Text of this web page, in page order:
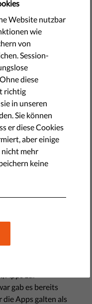
Standards
Mittel finden,
gab es bereits
Apps galten als
Website nutzbar
wie
von
Session-
diese
richtig
in unseren
Sie können
er diese Cookies
aber einige
nicht mehr
keine